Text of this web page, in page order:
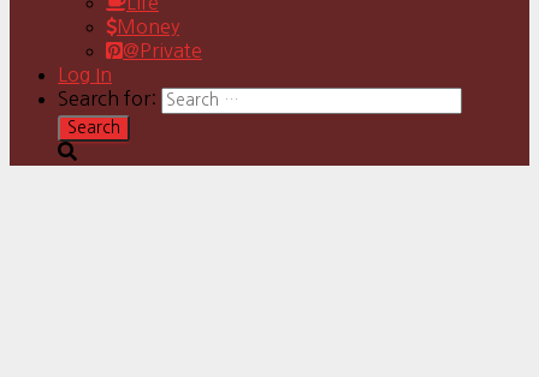
Money
@Private
Log In
Search for: